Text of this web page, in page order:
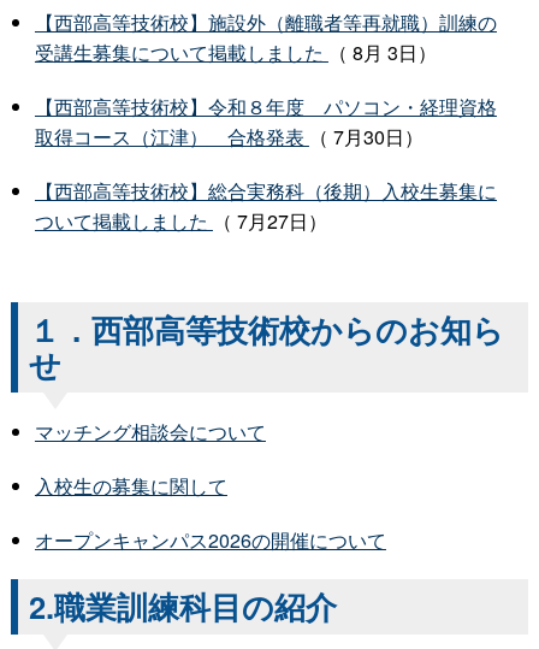
【西部高等技術校】施設外（離職者等再就職）訓練の
受講生募集について掲載しました
（ 8月 3日）
【西部高等技術校】令和８年度 パソコン・経理資格
取得コース（江津） 合格発表
（ 7月30日）
【西部高等技術校】総合実務科（後期）入校生募集に
ついて掲載しました
（ 7月27日）
１．西部高等技術校からのお知ら
せ
マッチング相談会について
入校生の募集に関して
オープンキャンパス2026の開催について
2.職業訓練科目の紹介